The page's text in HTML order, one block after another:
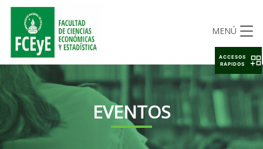
MENÚ
EVENTOS
ACCESOS
RAPIDOS